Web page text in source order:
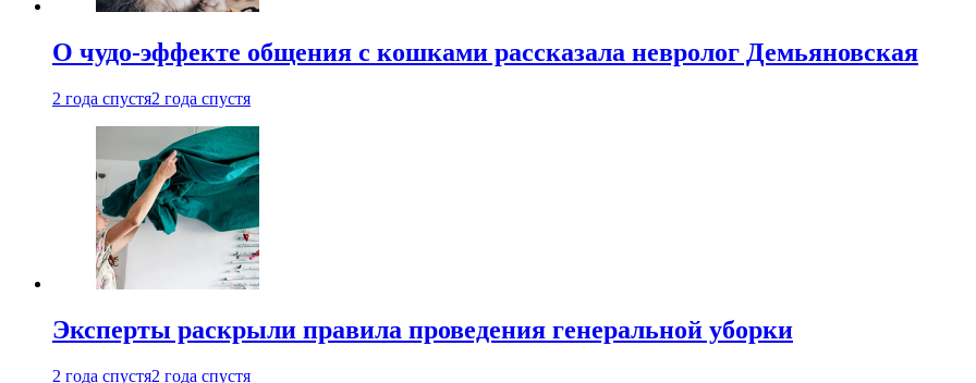
О чудо-эффекте общения с кошками рассказала невролог Демьяновская
2 года спустя2 года спустя
Эксперты раскрыли правила проведения генеральной уборки
2 года спустя2 года спустя